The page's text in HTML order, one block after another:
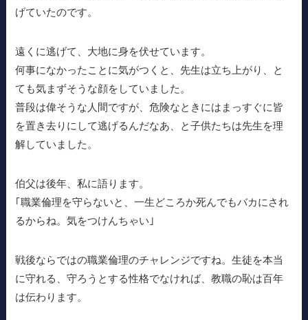
げていたのです。
遠くに逃げて、大地に身を伏せています。
何事になかったことに気がつくと、先生は立ち上がり、と
ても気まずそうな顔をしていました。
普段は偉そうな人間ですが、危険なときにはまっすぐに皆
を置き去りにして逃げるんだなあ、と子供たちは先生を理
解していました。
伯父は後年、私に語ります。
｢職業倫理を守らないと、一生どころか死んでもバカにされ
るからね。気をつけんちゃい｣
戦後ならではの職業倫理のチャレンジですね。生徒を本当
に守れる、守ろうとする性格でなければ、教職の恥は百年
は伝わります。